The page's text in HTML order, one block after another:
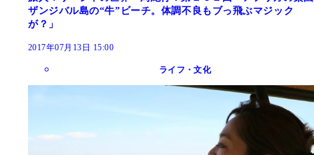
ザンジバル島の“牛”ビーチ。体調不良もブっ飛ぶマジック
が？」
2017年07月13日 15:00
ライフ・文化